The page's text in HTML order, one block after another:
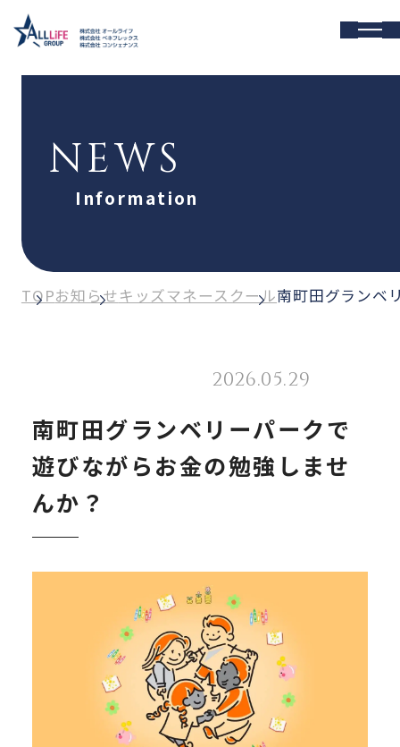
NEWS
Information
TOPお知らせキッズマネースクール南町田グランベ
2026.05.29
南町田グランベリーパークで
遊びながらお金の勉強しませ
んか？